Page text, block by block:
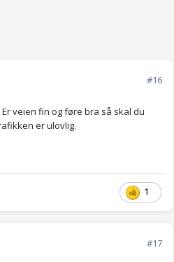
#16
veien fin og føre bra så skal du
er ulovlig.
1
#17